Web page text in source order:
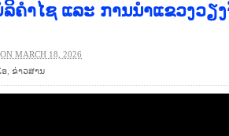
ຄຳໄຊ ແລະ ການນຳແຂວງວຽ
MARCH 18, 2026
ອ ​ຂ່າວ​ສານ